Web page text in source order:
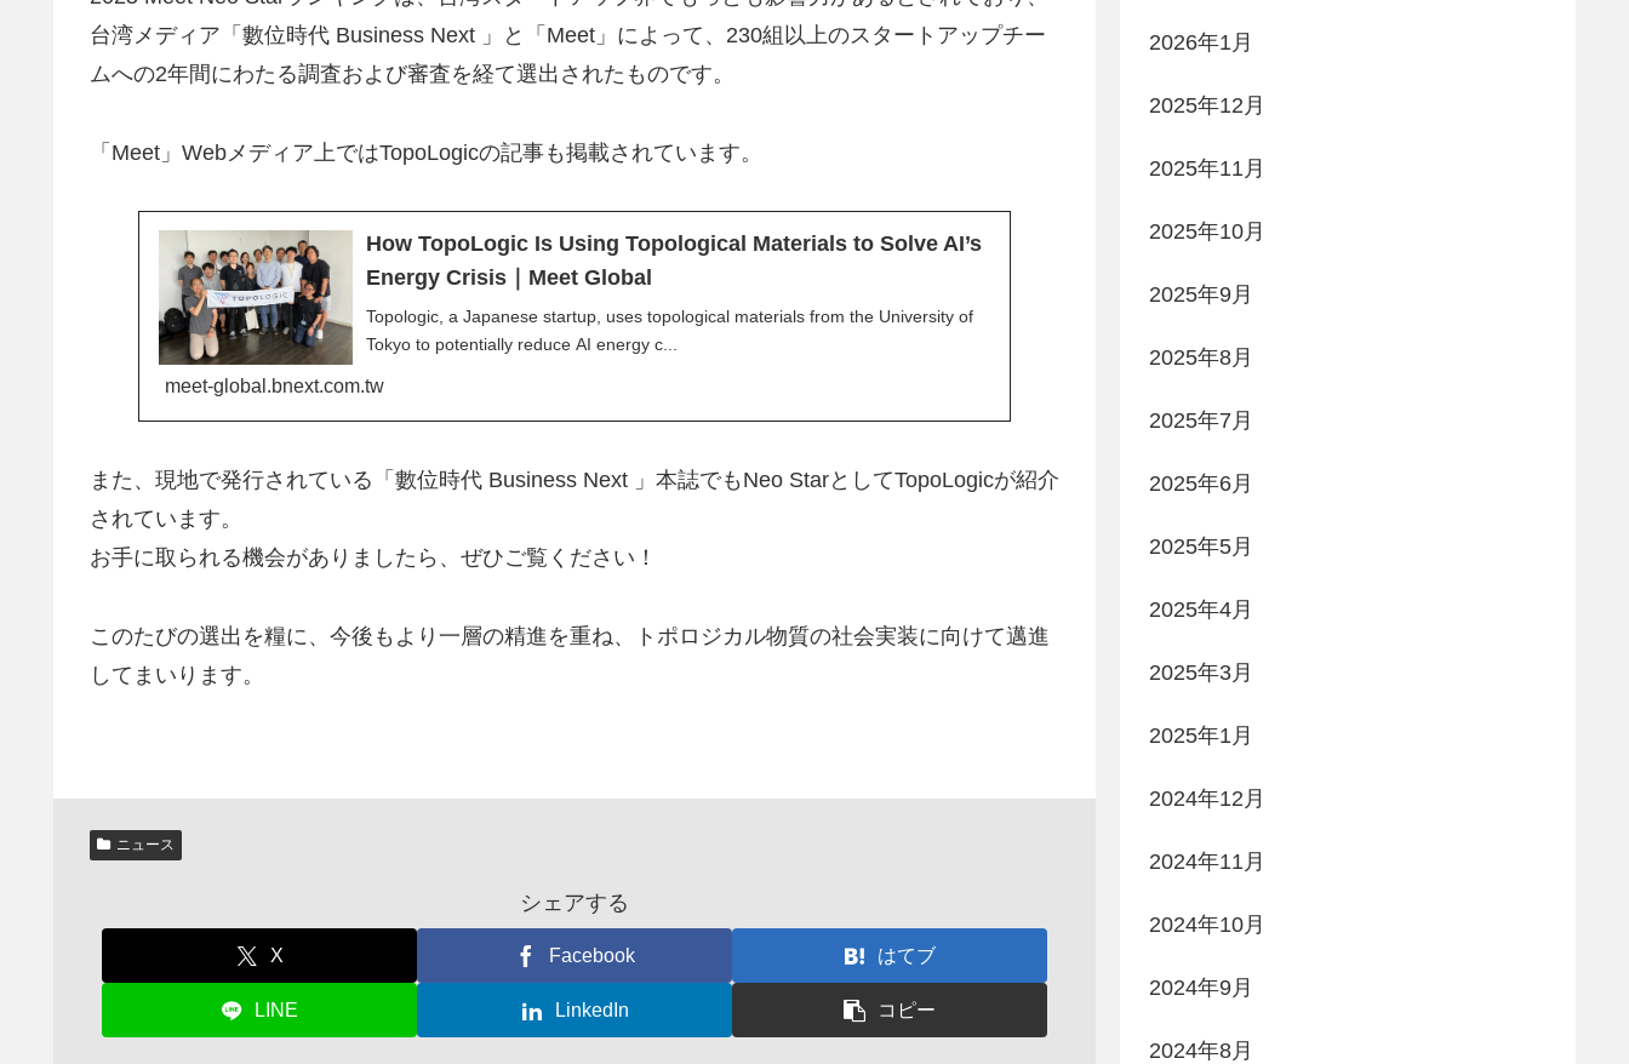
台湾メディア「數位時代 Business Next 」と「Meet」によって、230組以上のスタートアップチー
ムへの2年間にわたる調査および審査を経て選出されたものです。
「Meet」Webメディア上ではTopoLogicの記事も掲載されています。
How TopoLogic Is Using Topological Materials to Solve AI’s
Energy Crisis｜Meet Global
Topologic, a Japanese startup, uses topological materials from the University of
Tokyo to potentially reduce AI energy c...
meet-global.bnext.com.tw
また、現地で発行されている「數位時代 Business Next 」本誌でもNeo StarとしてTopoLogicが紹介
されています。
お手に取られる機会がありましたら、ぜひご覧ください！
このたびの選出を糧に、今後もより一層の精進を重ね、トポロジカル物質の社会実装に向けて邁進
してまいります。
ニュース
シェアする
X Facebook はてブ
LINE LinkedIn コピー
2026年1月
2025年12月
2025年11月
2025年10月
2025年9月
2025年8月
2025年7月
2025年6月
2025年5月
2025年4月
2025年3月
2025年1月
2024年12月
2024年11月
2024年10月
2024年9月
2024年8月